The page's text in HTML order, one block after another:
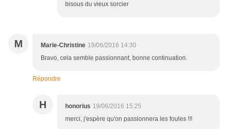
bisous du vieux sorcier
M Marie-Christine 19/06/2016 14:30
Bravo, cela semble passionnant, bonne continuation.
Répondre
H honorius 19/06/2016 15:25
merci, j'espère qu'on passionnera les foules !!!